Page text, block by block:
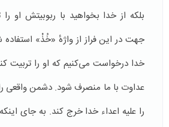
بلکه از خدا بخواهید با ربوبیتش او
جهت در این فراز از واژهٔ «خُذْ»
خدا درخواست می‌کنیم که او را تربیت
عداوت با ما منصرف شود. دشمن واقعی
را علیه اعداء خدا خرج کند. به جای